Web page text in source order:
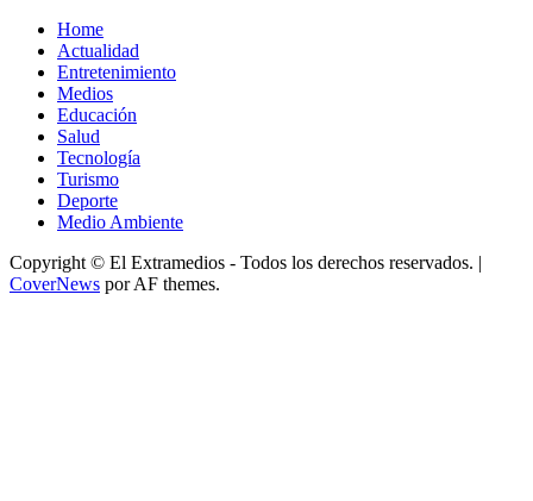
Home
Actualidad
Entretenimiento
Medios
Educación
Salud
Tecnología
Turismo
Deporte
Medio Ambiente
Copyright © El Extramedios - Todos los derechos reservados. |
CoverNews por AF themes.